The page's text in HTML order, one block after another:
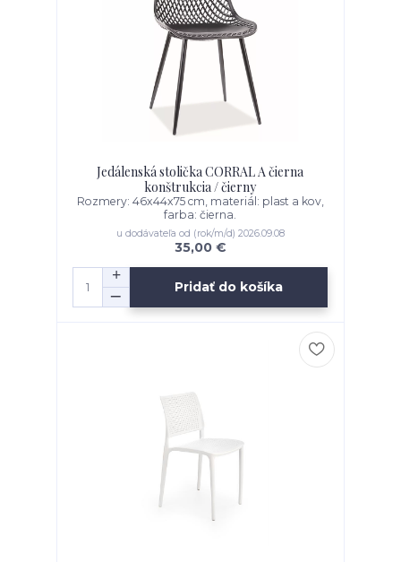
Jedálenská stolička CORRAL A čierna
konštrukcia / čierny
Rozmery: 46x44x75 cm, materiál: plast a kov,
farba: čierna.
35,00 €
u dodávateľa od (rok/m/d) 2026.09.08
Pridať do košíka